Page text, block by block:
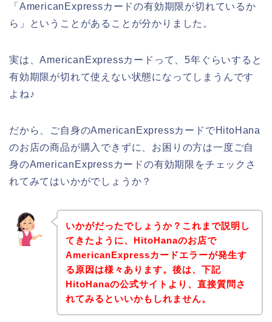
「AmericanExpressカードの有効期限が切れているか
ら」ということがあることが分かりました。
実は、AmericanExpressカードって、5年ぐらいすると
有効期限が切れて使えない状態になってしまうんです
よね♪
だから、ご自身のAmericanExpressカードでHitoHana
のお店の商品が購入できずに、お困りの方は一度ご自
身のAmericanExpressカードの有効期限をチェックさ
れてみてはいかがでしょうか？
いかがだったでしょうか？これまで説明し
てきたように、HitoHanaのお店で
AmericanExpressカードエラーが発生す
る原因は様々あります。後は、下記
HitoHanaの公式サイトより、直接質問さ
れてみるといいかもしれません。